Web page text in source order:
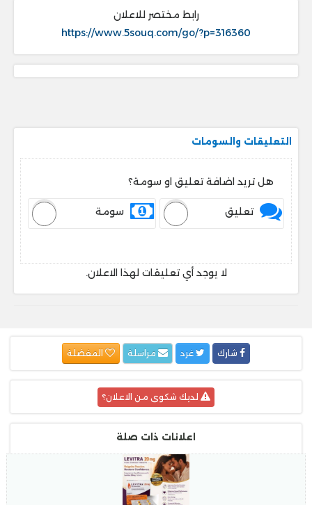
رابط مختصر للاعلان
https://www.5souq.com/go/?p=316360
التعليقات والسومات
هل تريد اضافة تعليق او سومة؟
تعليق سومة
لا يوجد أي تعليقات لهذا الاعلان.
شارك غرد المفضلة
لديك شكوى من الاعلان؟
اعلانات ذات صلة